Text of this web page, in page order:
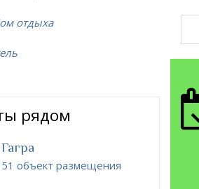
отдыха
рядом
Гагра
51 объект размещения